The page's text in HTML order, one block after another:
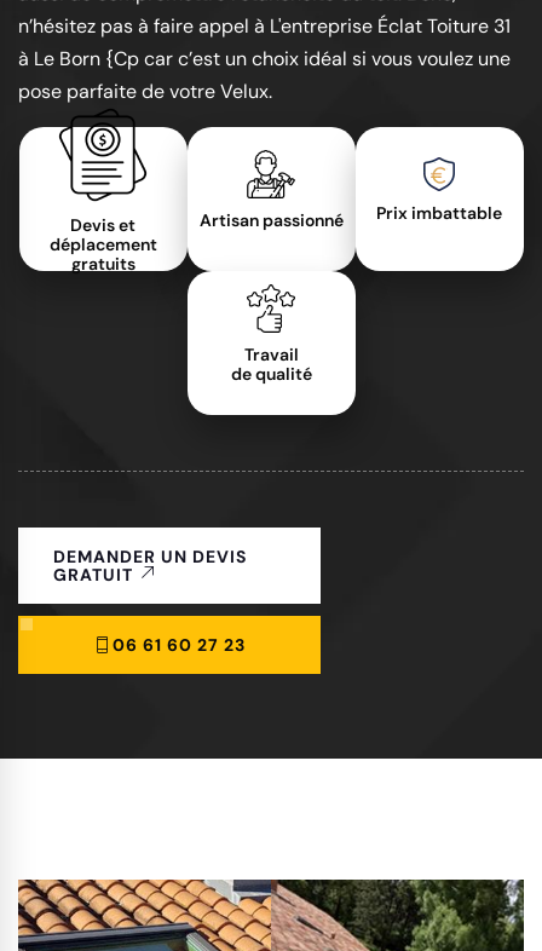
n’hésitez pas à faire appel à L'entreprise Éclat Toiture 31
à Le Born {Cp car c’est un choix idéal si vous voulez une
pose parfaite de votre Velux.
Devis et
déplacement
gratuits
Artisan passionné Prix imbattable
Travail
de qualité
DEMANDER UN DEVIS
GRATUIT
06 61 60 27 23